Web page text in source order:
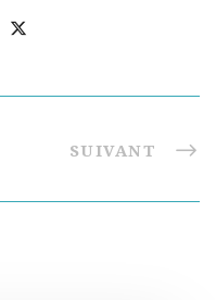
SUIVANT